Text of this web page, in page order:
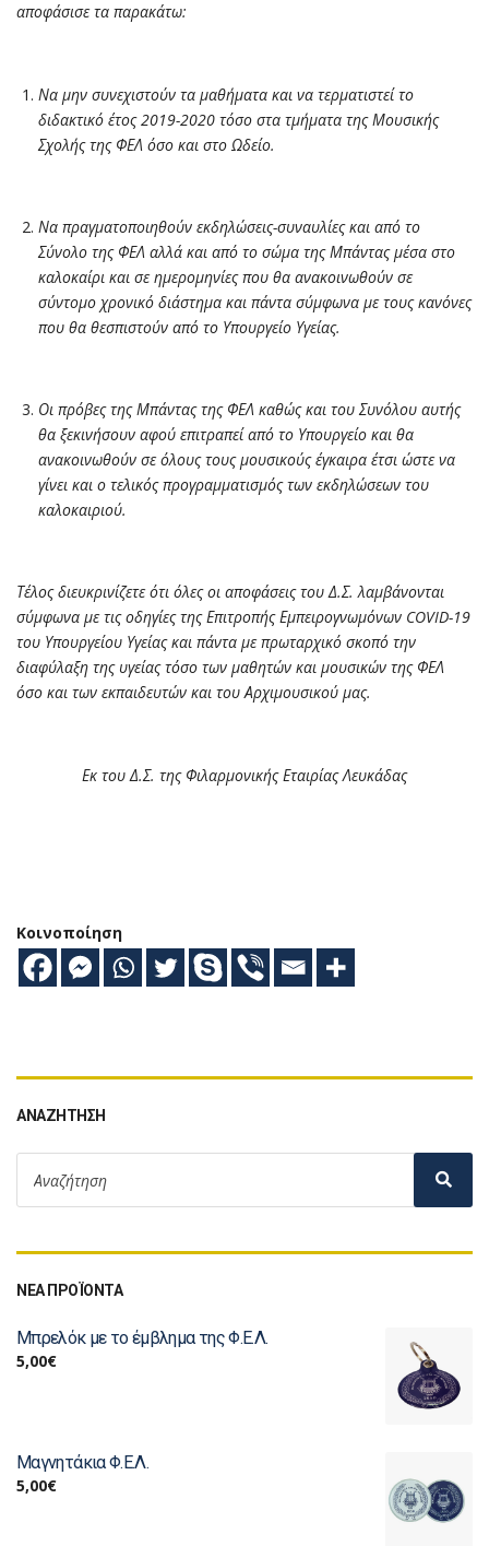
αποφάσισε τα παρακάτω:
Να μην συνεχιστούν τα μαθήματα και να τερματιστεί το
διδακτικό έτος 2019-2020 τόσο στα τμήματα της Μουσικής
Σχολής της ΦΕΛ όσο και στο Ωδείο.
Να πραγματοποιηθούν εκδηλώσεις-συναυλίες και από το
Σύνολο της ΦΕΛ αλλά και από το σώμα της Μπάντας μέσα στο
καλοκαίρι και σε ημερομηνίες που θα ανακοινωθούν σε
σύντομο χρονικό διάστημα και πάντα σύμφωνα με τους κανόνες
που θα θεσπιστούν από το Υπουργείο Υγείας.
Οι πρόβες της Μπάντας της ΦΕΛ καθώς και του Συνόλου αυτής
θα ξεκινήσουν αφού επιτραπεί από το Υπουργείο και θα
ανακοινωθούν σε όλους τους μουσικούς έγκαιρα έτσι ώστε να
γίνει και ο τελικός προγραμματισμός των εκδηλώσεων του
καλοκαιριού.
Τέλος διευκρινίζετε ότι όλες οι αποφάσεις του Δ.Σ. λαμβάνονται
σύμφωνα με τις οδηγίες της Επιτροπής Εμπειρογνωμόνων COVID-19
του Υπουργείου Υγείας και πάντα με πρωταρχικό σκοπό την
διαφύλαξη της υγείας τόσο των μαθητών και μουσικών της ΦΕΛ
όσο και των εκπαιδευτών και του Αρχιμουσικού μας.
Εκ του Δ.Σ. της Φιλαρμονικής Εταιρίας Λευκάδας
Κοινοποίηση
ΑΝΑΖΉΤΗΣΗ
ΝΕΑ ΠΡΟΪΟΝΤΑ
Μπρελόκ με το έμβλημα της Φ.Ε.Λ.
5,00€
Μαγνητάκια Φ.Ε.Λ.
5,00€